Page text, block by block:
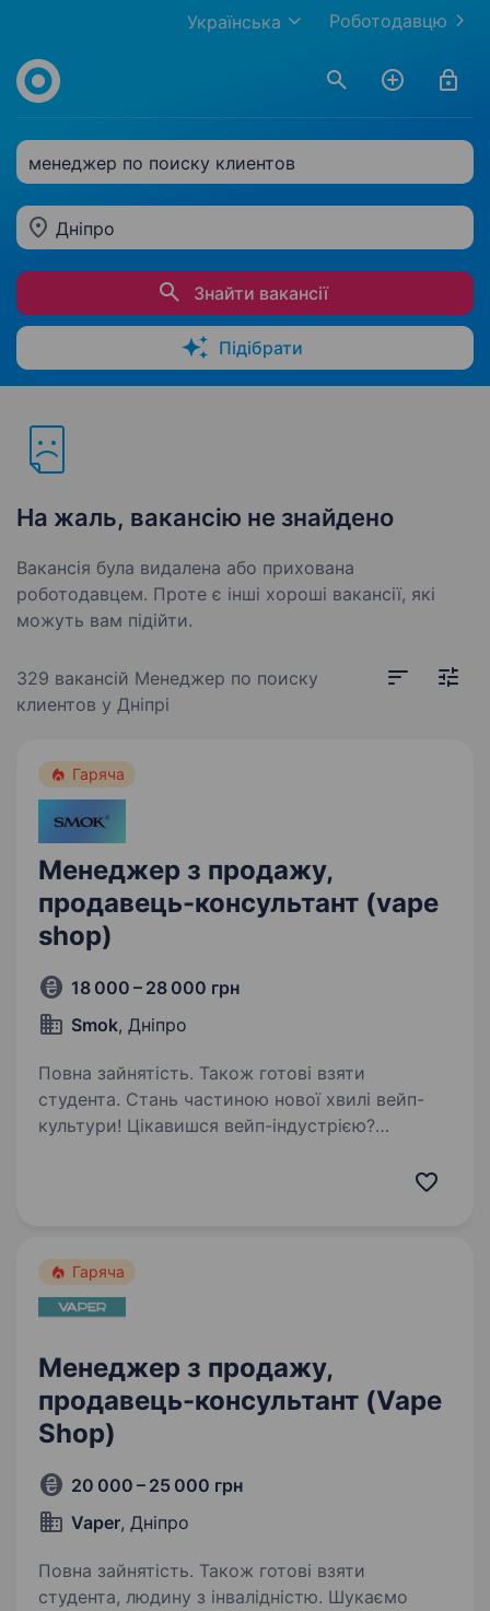
Роботодавцю
Українська
менеджер по поиску клиентов
Дніпро
Знайти вакансії
Підібрати
На жаль, вакансію не знайдено
Вакансія була видалена або прихована
роботодавцем. Проте є інші хороші вакансії, які
можуть вам підійти.
329 вакансій Менеджер по поиску
клиентов у Дніпрі
Гаряча
Менеджер з продажу,
продавець-консультант (vape
shop)
18 000 – 28 000 грн
Smok, Дніпро
Повна зайнятість. Також готові взяти
студента. Стань частиною нової хвилі вейп-
культури! Цікавишся вейп-індустрією?
Отримай трендову професію з гідним доходом
Гаряча
Менеджер з продажу,
продавець-консультант (Vape
Shop)
20 000 – 25 000 грн
Vaper, Дніпро
Повна зайнятість. Також готові взяти
студента, людину з інвалідністю. Шукаємо